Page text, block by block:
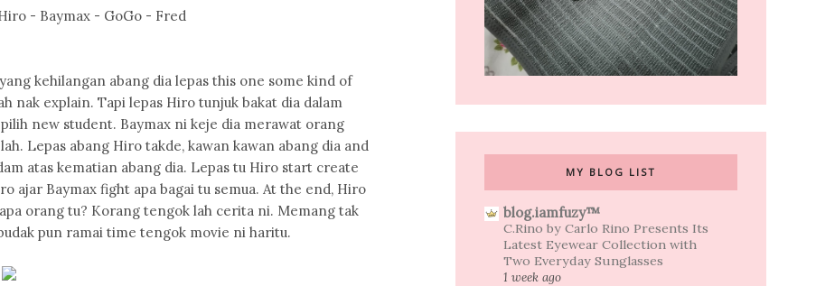
- Baymax - GoGo - Fred
kehilangan abang dia lepas this one some kind of
nak explain. Tapi lepas Hiro tunjuk bakat dia dalam
new student. Baymax ni keje dia merawat orang
Lepas abang Hiro takde, kawan kawan abang dia and
atas kematian abang dia. Lepas tu Hiro start create
ajar Baymax fight apa bagai tu semua. At the end, Hiro
orang tu? Korang tengok lah cerita ni. Memang tak
pun ramai time tengok movie ni haritu.
MY BLOG LIST
blog.iamfuzy™
C.Rino by Carlo Rino Presents Its
Latest Eyewear Collection with
Two Everyday Sunglasses
1 week ago